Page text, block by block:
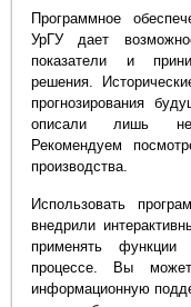
Программное
УрГУ дает
показатели и
решения.
прогнозирования
описали лишь
Рекомендуем
производства.
Использовать
внедрили
применять
процессе. Вы
информационную